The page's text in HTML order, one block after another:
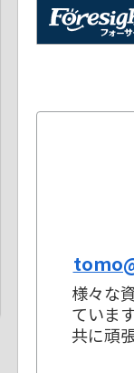
様々な
ていま
共に頑